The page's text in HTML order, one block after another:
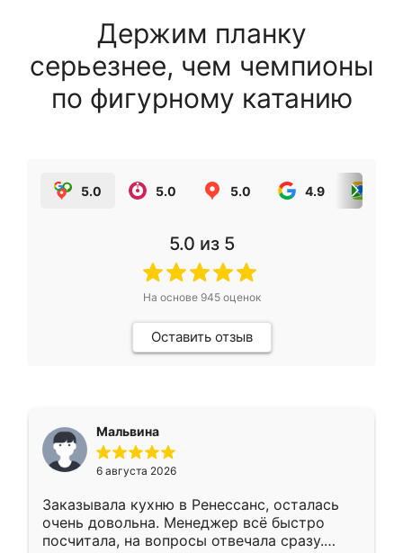
Держим планку
серьезнее, чем чемпионы
по фигурному катанию
5.0 5.0 5.0 4.9
5.0 из 5
На основе 945оценок
Оставить отзыв
Мальвина
6 августа 2026
Заказывала кухню в Ренессанс, осталась
очень довольна. Менеджер всё быстро
посчитала, на вопросы отвечала сразу.